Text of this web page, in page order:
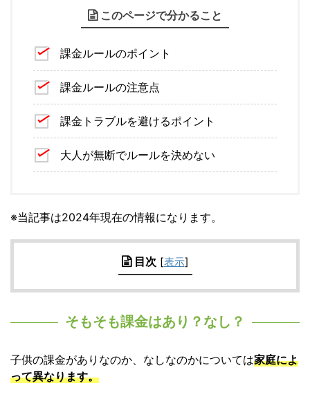
このページで分かること
課金ルールのポイント
課金ルールの注意点
課金トラブルを避けるポイント
大人が無断でルールを決めない
※当記事は2024年現在の情報になります。
目次 [表示]
そもそも課金はあり？なし？
子供の課金がありなのか、なしなのかについては家庭によ
って異なります。